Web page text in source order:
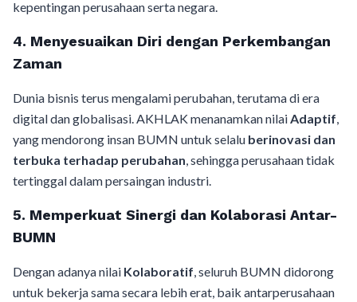
kepentingan perusahaan serta negara.
4. Menyesuaikan Diri dengan Perkembangan
Zaman
Dunia bisnis terus mengalami perubahan, terutama di era
digital dan globalisasi. AKHLAK menanamkan nilaiAdaptif,
yang mendorong insan BUMN untuk selalu berinovasi dan
terbuka terhadap perubahan, sehingga perusahaan tidak
tertinggal dalam persaingan industri.
5. Memperkuat Sinergi dan Kolaborasi Antar-
BUMN
Dengan adanya nilai Kolaboratif, seluruh BUMN didorong
untuk bekerja sama secara lebih erat, baik antarperusahaan